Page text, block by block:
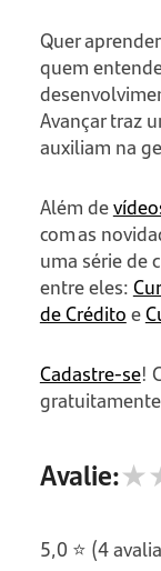
Quer
quem
Avançar traz
auxiliam na
Além de
com as
uma série de
entre eles:
de Créditoe
Cadastre-se!
Avalie:★
5,0 ⭐ (4